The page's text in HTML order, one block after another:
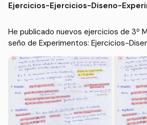
Ejercicios-Ejercicios-Diseno-
He publicado nuevos ejercicios de 3º
seño de Experimentos: Ejercicios-